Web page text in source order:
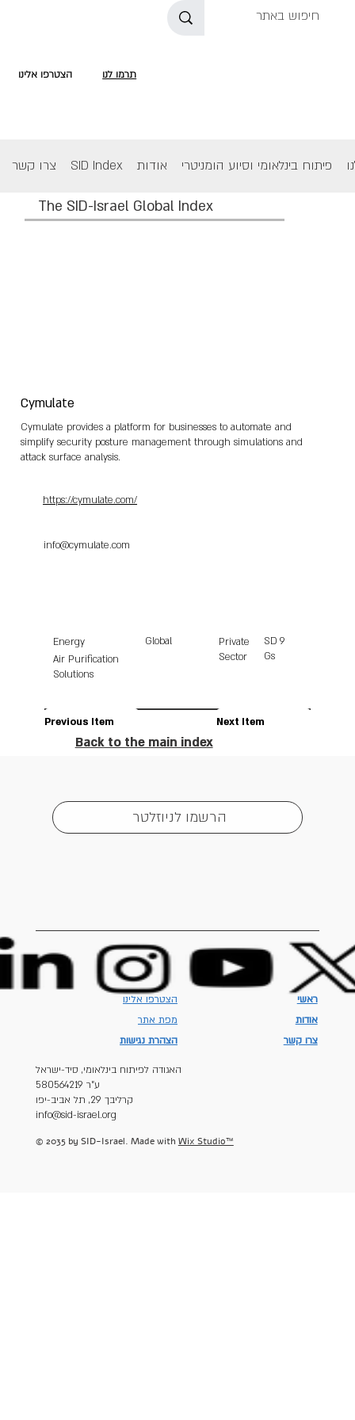
פיתוח בינלאומי וסיוע הומניטרי אודות SID Index צרו קשר
הצטרפו אלינו תרמו לנו
The SID-Israel Global Index
Cymulate
Cymulate provides a platform for businesses to automate and
simplify security posture management through simulations and
attack surface analysis.
https://cymulate.com/
info@cymulate.com
Next Item
Previous Item
Energy
Air Purification
Solutions
Global
Private
Sector
SD
Gs
9
Back to the main index
הרשמו לניוזלטר
ראשי
הצטרפו אלינו
אודות
מפת אתר
צרו קשר
הצהרת נגישות
האגודה לפיתוח בינלאומי, סיד-ישראל
ע"ר 580564219
קרליבך 29, תל אביב-יפו
info@sid-israel.org
© 2035 by SID-Israel. Made with Wix Studio™